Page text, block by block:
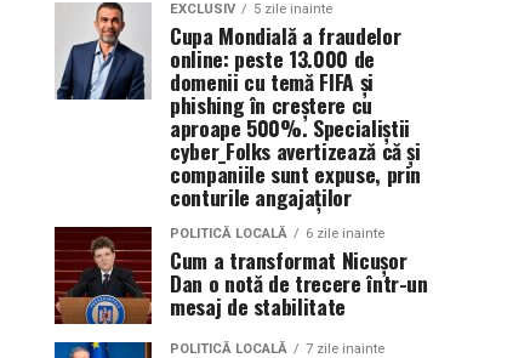
EXCLUSIV 5 zile inainte
Cupa Mondială a fraudelor
online: peste 13.000 de
domenii cu temă FIFA și
phishing în creștere cu
aproape 500%. Specialiștii
cyber_Folks avertizează că și
companiile sunt expuse, prin
conturile angajaților
POLITICĂ LOCALĂ 6 zile inainte
Cum a transformat Nicușor
Dan o notă de trecere într-un
mesaj de stabilitate
POLITICĂ LOCALĂ 7 zile inainte